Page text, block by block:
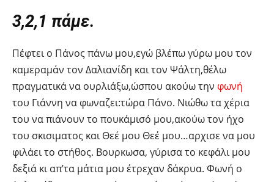
3,2,1 πάμε.
Πέφτει ο Πάνος πάνω μου,εγώ βλέπω γύρω μου τον
καμεραμάν τον Δαλιανίδη και τον Ψάλτη,θέλω
πραγματικά να ουρλιάξω,ώσπου ακούω την φωνή
του Γιάννη να φωναζει:τώρα Πάνο. Νιώθω τα χέρια
του να πιάνουν το πουκάμισό μου,ακούω τον ήχο
του σκισιματος και Θεέ μου Θεέ μου…αρχισε να μου
φιλάει το στήθος. Βουρκωσα, γύρισα το κεφάλι μου
δεξιά κι απ’τα μάτια μου έτρεχαν δάκρυα. Φωνή ο